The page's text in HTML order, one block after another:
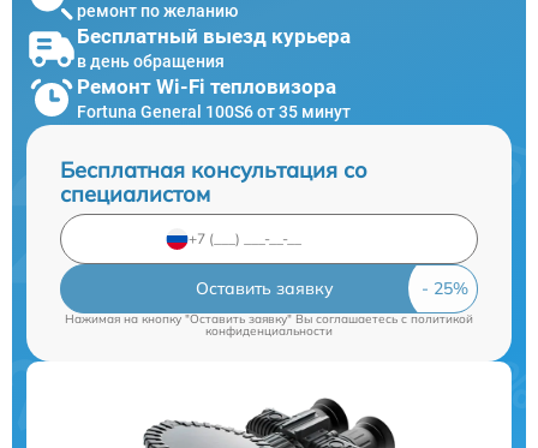
ремонт по желанию
Бесплатный выезд курьера
в день обращения
Ремонт Wi-Fi тепловизора
Fortuna General 100S6 от 35 минут
Бесплатная консультация со
специалистом
Оставить заявку
Нажимая на кнопку "Оставить заявку" Вы соглашаетесь cполитикой
конфиденциальности